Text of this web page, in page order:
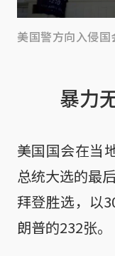
美国警方向入侵国
暴力
美国国会在当
总统大选的最
拜登胜选，以
朗普的232张。